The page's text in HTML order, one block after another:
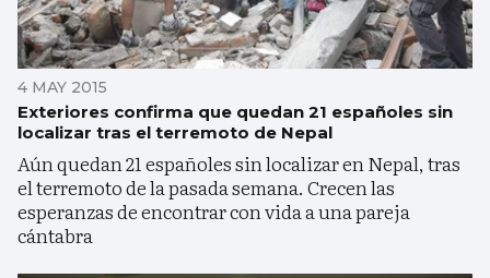
4 MAY 2015
Exteriores confirma que quedan 21 españoles sin
localizar tras el terremoto de Nepal
Aún quedan 21 españoles sin localizar en Nepal, tras
el terremoto de la pasada semana. Crecen las
esperanzas de encontrar con vida a una pareja
cántabra